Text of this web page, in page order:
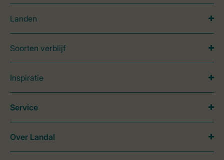
Landen
Soorten verblijf
Inspiratie
Service
Over Landal